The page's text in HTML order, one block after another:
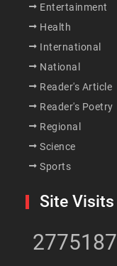
Entertainment
Health
International
National
Reader's Article
Reader's Poetry
Regional
Science
Sports
Site Visits
2775187